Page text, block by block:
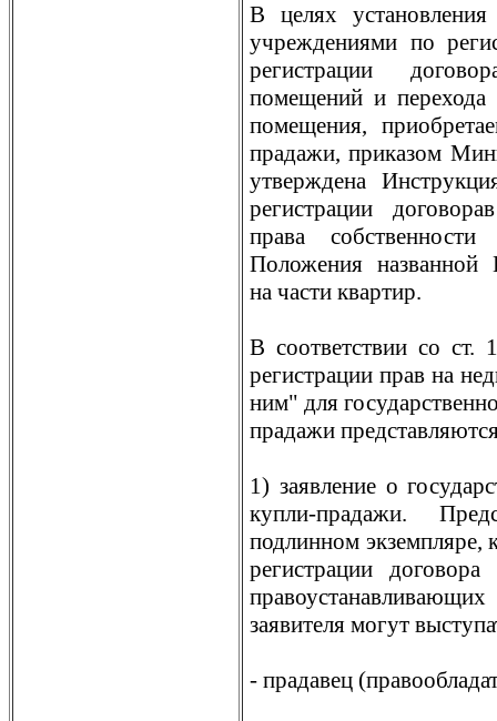
В целях
учреждениями по
регистрации
помещений и перехода
помещения,
прадажи, приказом
утверждена
регистрации
права
Положения названной
на части квартир.
В соответствии со
регистрации прав на
ним" для
прадажи
1) заявление о
купли-прадажи.
подлинном экземпляре,
регистрации
заявителя могут
- прадавец